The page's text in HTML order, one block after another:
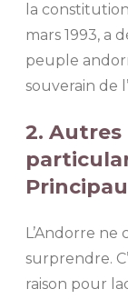
la
mars 1993, a
peuple
souverain de
2. Autres
L’Andorre ne
surprendre.
raison pour